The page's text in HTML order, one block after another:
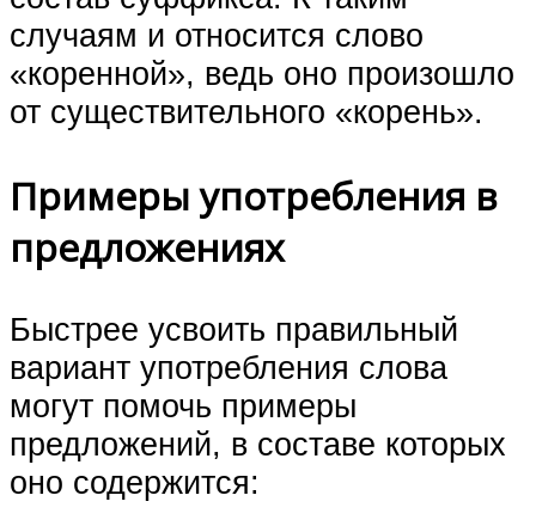
случаям и относится слово
«коренной», ведь оно произошло
от существительного «корень».
Примеры употребления в
предложениях
Быстрее усвоить правильный
вариант употребления слова
могут помочь примеры
предложений, в составе которых
оно содержится: